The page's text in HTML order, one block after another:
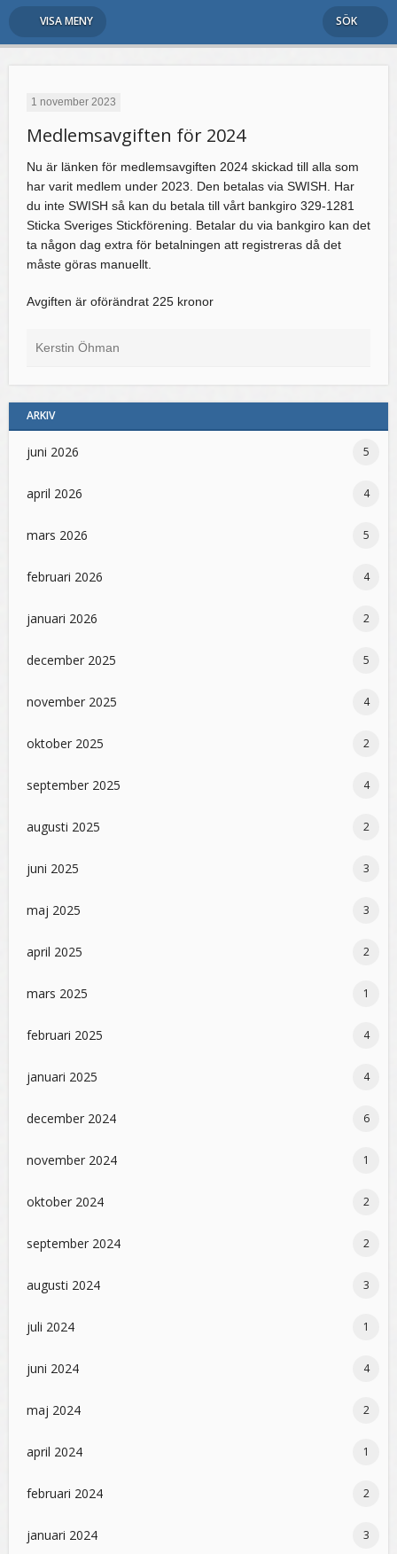
VISA MENY SÖK
1 november 2023
Medlemsavgiften för 2024
Nu är länken för medlemsavgiften 2024 skickad till alla som
har varit medlem under 2023. Den betalas via SWISH. Har
du inte SWISH så kan du betala till vårt bankgiro 329-1281
Sticka Sveriges Stickförening. Betalar du via bankgiro kan det
ta någon dag extra för betalningen att registreras då det
måste göras manuellt.
Avgiften är oförändrat 225 kronor
Kerstin Öhman
ARKIV
juni 2026 5
april 2026 4
mars 2026 5
februari 2026 4
januari 2026 2
december 2025 5
november 2025 4
oktober 2025 2
september 2025 4
augusti 2025 2
juni 2025 3
maj 2025 3
april 2025 2
mars 2025 1
februari 2025 4
januari 2025 4
december 2024 6
november 2024 1
oktober 2024 2
september 2024 2
augusti 2024 3
juli 2024 1
juni 2024 4
maj 2024 2
april 2024 1
februari 2024 2
januari 2024 3